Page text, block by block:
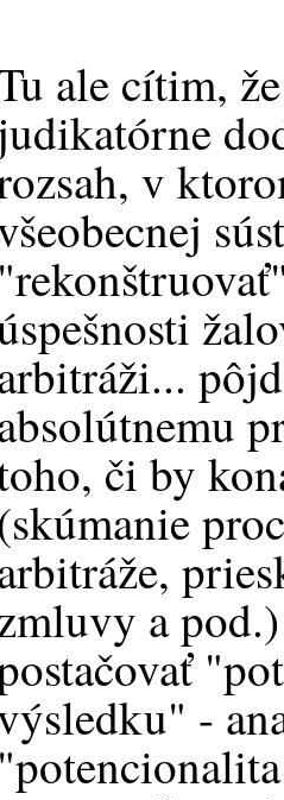
ale cítim,
v
či by
a
-